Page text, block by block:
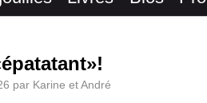
par Karine et André